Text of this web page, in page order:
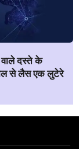
वाले दस्ते के
से लैस एक लुटेरे